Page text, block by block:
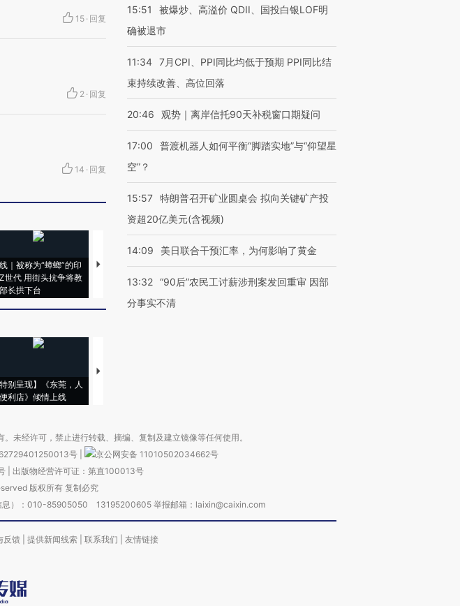
15 · 回复
2 · 回复
14 · 回复
｜被称为“蟑螂”的印
世代 用街头抗争将教
长拱下台
视线｜“入侵”还是“人道危
机”？难民潮撕裂西班牙
湖北宜昌局部短时降雨
128毫米 紧急转移近
4000人
哈尔滨遭遇短时极端强降
雨 3小时累计雨量超80毫
米
特别呈现】《东莞，人
利店》倾情上线
【推广】走进第四届链博
15:51
被爆炒、高溢价 QDII、国投白银LOF明
确被退市
11:34 7月CPI、PPI同比均低于预期 PPI同比结
束持续改善、高位回落
20:46 观势｜离岸信托90天补税窗口期疑问
17:00
普渡机器人如何平衡“脚踏实地”与“仰望星
空”？
15:57 特朗普召开矿业圆桌会 拟向关键矿产投
资超20亿美元(含视频)
14:09 美日联合干预汇率，为何影响了黄金
13:32 “90后”农民工讨薪涉刑案发回重审 因部
分事实不清
未经许可，禁止进行转载、摘编、复制及建立镜像等任何使用。
号
京公网安备 11010502034662号
| 出版物经营许可证：第直100013号
版权所有 复制必究
息）：010-85905050 13195200605 举报邮箱：laixin@caixin.com
反馈 提供新闻线索 联系我们 友情链接